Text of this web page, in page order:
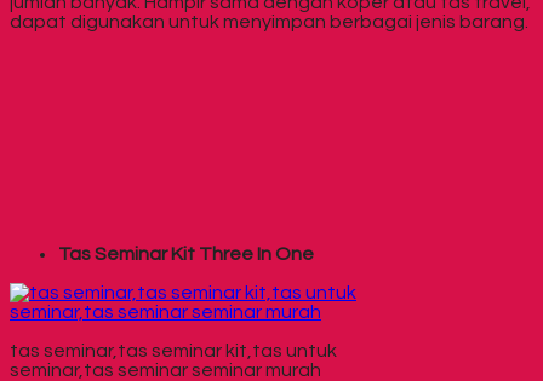
dapat digunakan untuk menyimpan berbagai jenis barang.
Tas Seminar Kit Three In One
tas seminar,tas seminar kit,tas untuk
seminar,tas seminar seminar murah